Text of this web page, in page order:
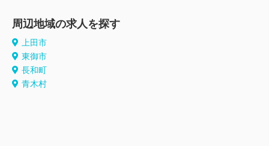
周辺地域の求人を探す
上田市
東御市
長和町
青木村